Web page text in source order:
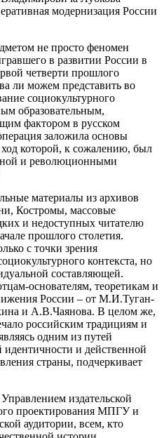
модернизация России
не просто феномен
в развитии России в
четверти прошлого
ли можем представить во
социокультурного
образовательным,
фактором в русском
заложила основы
которой, к сожалению, был
и революционными
материалы из архивов
Костромы, массовые
и недоступных читателю
прошлого столетия.
с точки зрения
контекста, но
составляющей.
основателям, теоретикам и
России – от М.И.Туган-
и А.В.Чаянова. В целом же,
российским традициям и
одним из путей
и действенной
страны, подчеркивает
издательской
проектирования МПГУ и
аудитории, всем, кто